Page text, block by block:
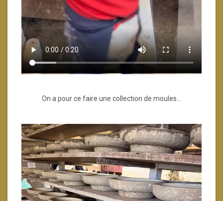
On a pour ce faire une collection de moules…